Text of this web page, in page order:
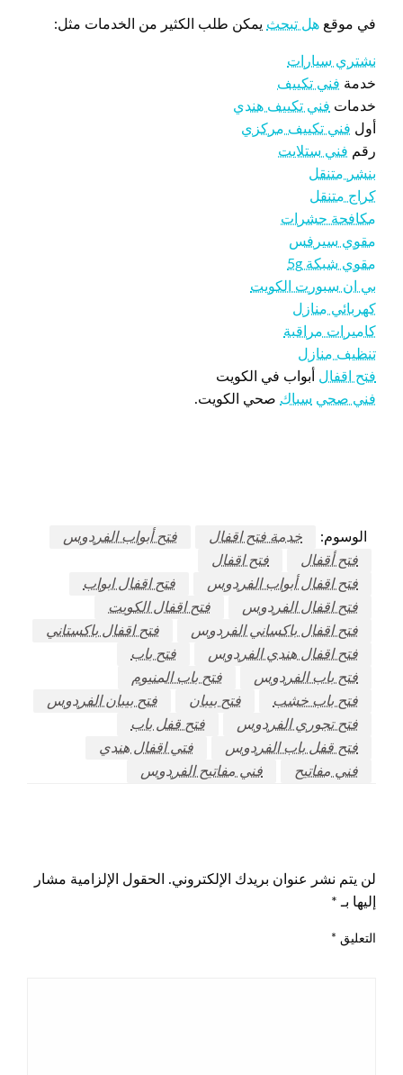
في موقع هل تبحث يمكن طلب الكثير من الخدمات مثل:
نشتري سيارات
خدمة فني تكييف
خدمات فني تكييف هندي
أول فني تكييف مركزي
رقم فني ستلايت
بنشر متنقل
كراج متنقل
مكافحة حشرات
مقوي سيرفس
مقوي شبكة 5g
بي ان سبورت الكويت
كهربائي منازل
كاميرات مراقبة
تنظيف منازل
فتح اقفال أبواب في الكويت
فني صحي سباك صحي الكويت.
الوسوم: خدمة فتح اقفال
فتح أبواب الفردوس
فتح أقفال
فتح اقفال
فتح اقفال أبواب الفردوس
فتح اقفال ابواب
فتح اقفال الفردوس
فتح اقفال الكويت
فتح اقفال باكساني الفردوس
فتح اقفال باكستاني
فتح اقفال هندي الفردوس
فتح باب
فتح باب الفردوس
فتح باب المنيوم
فتح باب خشب
فتح بيبان
فتح بيبان الفردوس
فتح تجوري الفردوس
فتح قفل باب
فتح قفل باب الفردوس
فتي اقفال هندي
فني مفاتيح
فني مفاتيح الفردوس
لن يتم نشر عنوان بريدك الإلكتروني.
الحقول الإلزامية مشار
إليها بـ *
التعليق *